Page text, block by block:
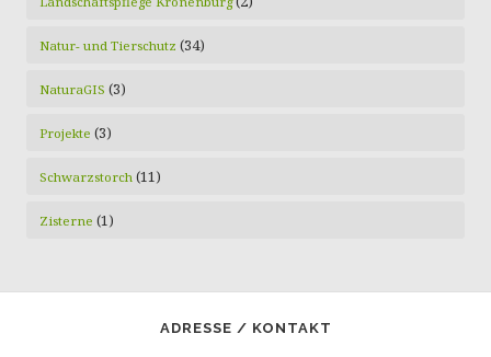
Natur- und Tierschutz (34)
NaturaGIS (3)
Projekte (3)
Schwarzstorch (11)
Zisterne (1)
ADRESSE / KONTAKT